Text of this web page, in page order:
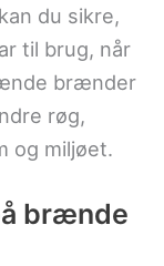
du sikre,
til brug, når
brænder
røg,
og miljøet.
brænde